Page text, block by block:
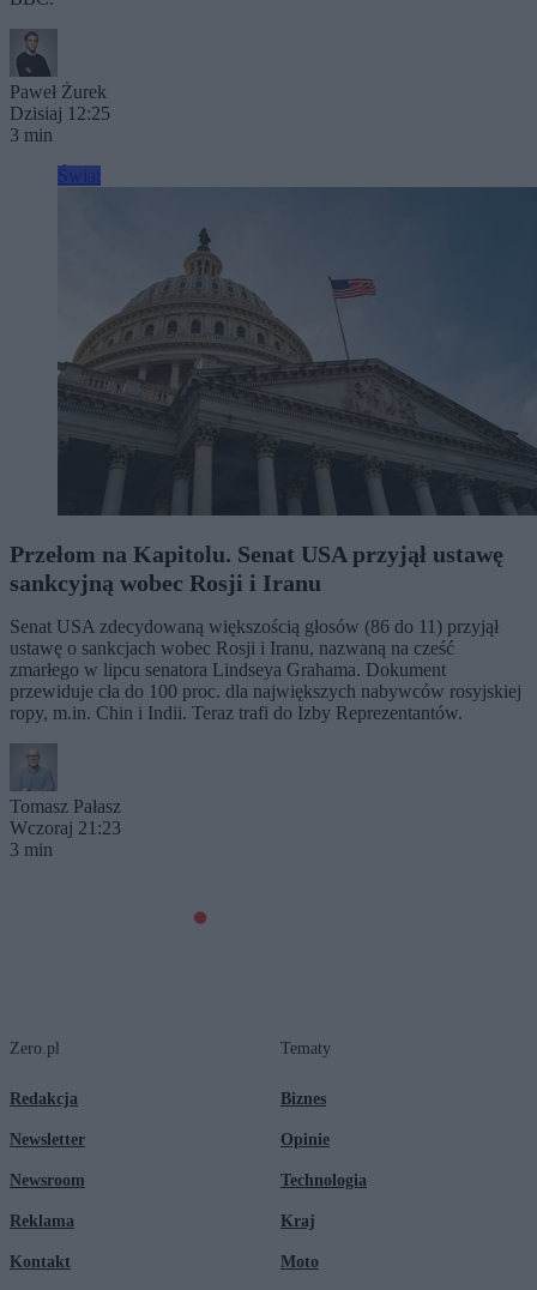
Paweł Żurek
Dzisiaj 12:25
3 min
Przełom na Kapitolu. Senat USA przyjął ustawę
sankcyjną wobec Rosji i Iranu
Senat USA zdecydowaną większością głosów (86 do 11) przyjął
ustawę o sankcjach wobec Rosji i Iranu, nazwaną na cześć
zmarłego w lipcu senatora Lindseya Grahama. Dokument
przewiduje cła do 100 proc. dla największych nabywców rosyjskiej
ropy, m.in. Chin i Indii. Teraz trafi do Izby Reprezentantów.
Tomasz Pałasz
Wczoraj 21:23
3 min
Zero.pl
Redakcja
Newsletter
Newsroom
Reklama
Kontakt
Tematy
Biznes
Opinie
Technologia
Kraj
Moto